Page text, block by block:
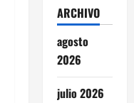
ARCHIVO
agosto
2026
julio 2026